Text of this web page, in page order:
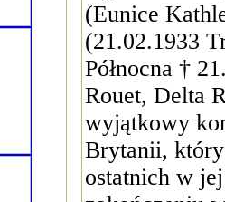
(Eunice
(21.02.1933
Północna †
Rouet, Delta
wyjątkowy
Brytanii, który
ostatnich w